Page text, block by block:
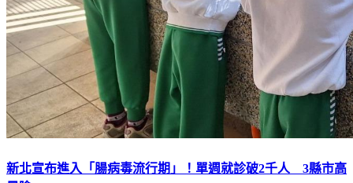
新北宣布進入「腸病毒流行期」！單週就診破2千人 3縣市高